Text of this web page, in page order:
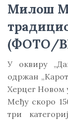
Милош
(ФОТО/
У оквиру
одржан
Херцег Новом
Међу скоро
три